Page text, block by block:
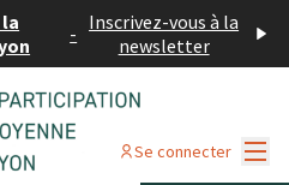
- Inscrivez-vous à la
newsletter
Se connecter